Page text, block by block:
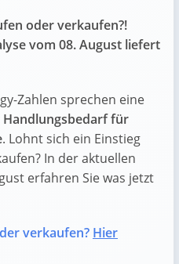
oder verkaufen?!
vom 08. August liefert
Zahlen sprechen eine
für
. Lohnt sich ein Einstieg
In der aktuellen
erfahren Sie was jetzt
verkaufen? Hier